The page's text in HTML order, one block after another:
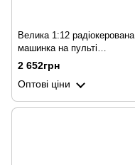
Велика 1:12 радіокерована
машинка на пульті
радіокерування Flytec 8860,
до 100 м, всюдихід 4х4
2 652грн
Оптові ціни